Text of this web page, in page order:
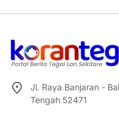
Jl. Raya Banjaran -
Tengah 52471